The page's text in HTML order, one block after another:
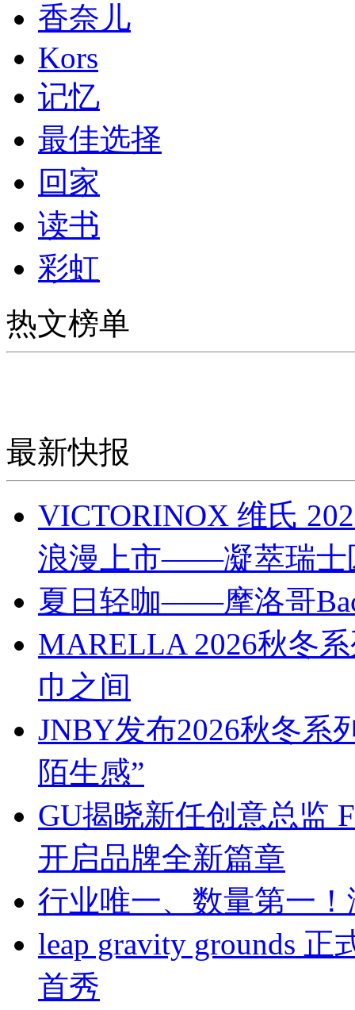
香奈儿
Kors
记忆
最佳选择
回家
读书
彩虹
热文榜单
最新快报
VICTORINOX 维氏
浪漫上市——凝萃瑞士
夏日轻咖——摩洛哥
MARELLA 2026秋冬
巾之间
JNBY发布2026秋冬系
陌生感”
GU揭晓新任创意总监
开启品牌全新篇章
行业唯一、数量第一
leap gravity grounds
首秀